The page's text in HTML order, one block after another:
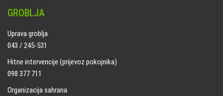
GROBLJA
Uprava groblja
043 / 245-531
Hitne intervencije (prijevoz pokojnika)
098 377 711
Organizacija sahrana